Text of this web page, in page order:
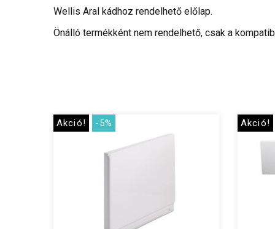
Wellis Aral kádhoz rendelhető előlap.
Önálló termékként nem rendelhető, csak a
Akció! -5% Akció!